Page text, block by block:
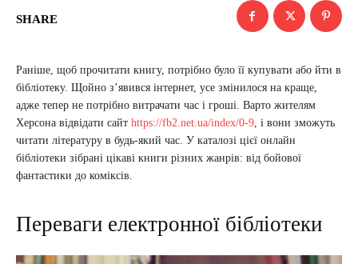
SHARE
Раніше, щоб прочитати книгу, потрібно було її купувати або йти в
бібліотеку. Щойно з’явився інтернет, усе змінилося на краще,
адже тепер не потрібно витрачати час і гроші. Варто жителям
Херсона відвідати сайт https://fb2.net.ua/index/0-9, і вони зможуть
читати літературу в будь-який час. У каталозі цієї онлайн
бібліотеки зібрані цікаві книги різних жанрів: від бойової
фантастики до коміксів.
Переваги електронної бібліотеки